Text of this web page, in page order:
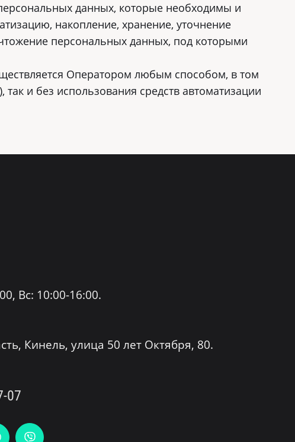
данных, которые необходимы и
накопление, хранение, уточнение
персональных данных, под которыми
Оператором любым способом, в том
и без использования средств автоматизации
Вс: 10:00-16:00.
Кинель, улица 50 лет Октября, 80.
07